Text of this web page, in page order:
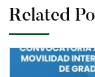
Related